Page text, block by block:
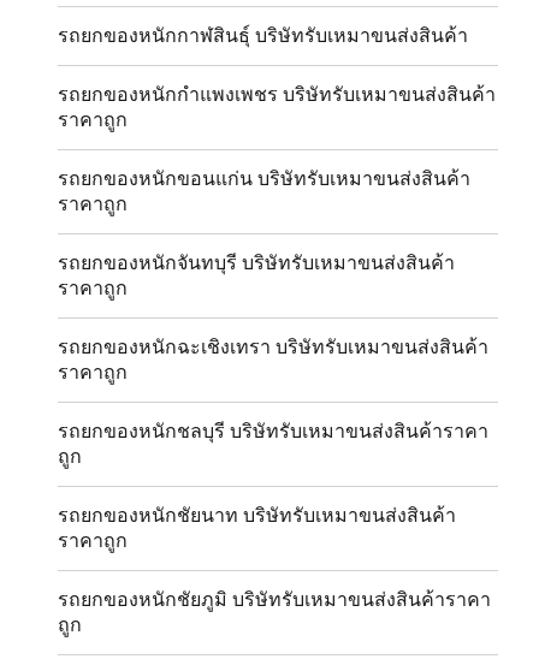
รถยกของหนักกาฬสินธุ์ บริษัทรับเหมาขนส่งสินค้า
รถยกของหนักกำแพงเพชร บริษัทรับเหมาขนส่งสินค้า
ราคาถูก
รถยกของหนักขอนแก่น บริษัทรับเหมาขนส่งสินค้า
ราคาถูก
รถยกของหนักจันทบุรี บริษัทรับเหมาขนส่งสินค้า
ราคาถูก
รถยกของหนักฉะเชิงเทรา บริษัทรับเหมาขนส่งสินค้า
ราคาถูก
รถยกของหนักชลบุรี บริษัทรับเหมาขนส่งสินค้าราคา
ถูก
รถยกของหนักชัยนาท บริษัทรับเหมาขนส่งสินค้า
ราคาถูก
รถยกของหนักชัยภูมิ บริษัทรับเหมาขนส่งสินค้าราคา
ถูก